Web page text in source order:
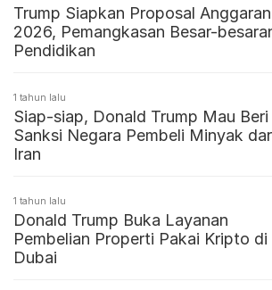
Trump Siapkan Proposal Anggaran
2026, Pemangkasan Besar-
Pendidikan
1 tahun lalu
Siap-siap, Donald Trump Mau Beri
Sanksi Negara Pembeli Minyak
Iran
1 tahun lalu
Donald Trump Buka Layanan
Pembelian Properti Pakai Kripto di
Dubai